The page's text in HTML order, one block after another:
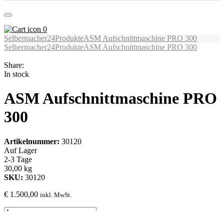
0
Selbermacher24ProdukteASM Aufschnittmaschine PRO 300
Selbermacher24ProdukteASM Aufschnittmaschine PRO 300
Share:
In stock
ASM Aufschnittmaschine PRO
300
Artikelnummer: 30120
Auf Lager
2-3 Tage
30,00 kg
SKU: 30120
€ 1.500,00 inkl. MwSt.